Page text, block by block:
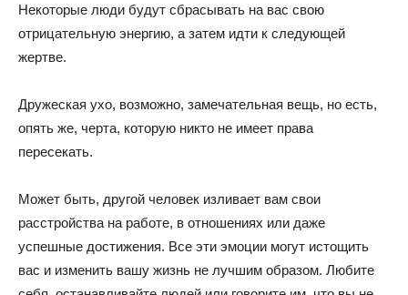
Некоторые люди будут сбрасывать на вас свою
отрицательную энергию, а затем идти к следующей
жертве.
Дружеская ухо, возможно, замечательная вещь, но есть,
опять же, черта, которую никто не имеет права
пересекать.
Может быть, другой человек изливает вам свои
расстройства на работе, в отношениях или даже
успешные достижения. Все эти эмоции могут истощить
вас и изменить вашу жизнь не лучшим образом. Любите